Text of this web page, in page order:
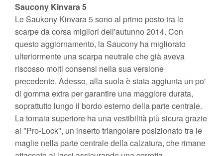
Saucony Kinvara 5
Le Saukony Kinvara 5 sono al primo posto tra le
scarpe da corsa migliori dell'autunno 2014. Con
questo aggiornamento, la Saucony ha migliorato
ulteriormente una scarpa neutrale che già aveva
riscosso molti consensi nella sua versione
precedente. Adesso, alla suola è stata aggiunta un po'
di gomma extra per garantire una maggiore durata,
soprattutto lungo il bordo esterno della parte centrale.
La tomaia superiore ha una vestibilità più sicura grazie
al "Pro-Lock", un inserto triangolare posizionato tra le
maglie nella parte centrale della calzatura, che rimane